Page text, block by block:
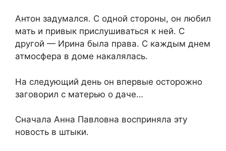
Антон задумался. С одной стороны, он любил
мать и привык прислушиваться к ней. С
другой — Ирина была права. С каждым днем
атмосфера в доме накалялась.
На следующий день он впервые осторожно
заговорил с матерью о даче…
Сначала Анна Павловна восприняла эту
новость в штыки.